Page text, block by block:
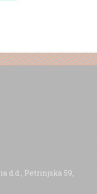
d.d., Petrinjska 59,